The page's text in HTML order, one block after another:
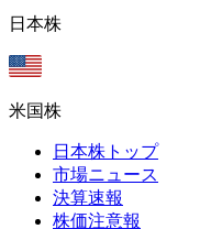
日本株
米国株
日本株トップ
市場ニュース
決算速報
株価注意報